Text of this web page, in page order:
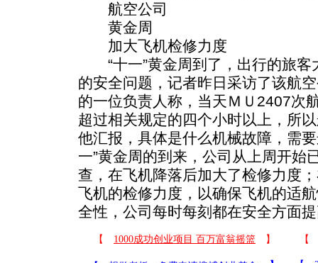
航空公司
黄金周
加大飞机检修力度
“十一”黄金周到了，出行的旅客
的安全问题，记者昨日采访了该航
的一位负责人称，当天ＭＵ2407次
超过相关规定的四个小时以上，所
他汇报，具体是什么机械故障，需
一”黄金周的到来，公司从上周开始
查，在飞机降落后加大了检修力度
飞机的检修力度，以确保飞机的适
全性，公司每时每刻都在安全方面